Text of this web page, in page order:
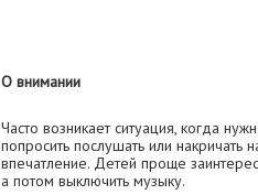
О внимании
Часто возникает ситуация, когда
попросить послушать или накричать
впечатление. Детей проще
а потом выключить музыку.